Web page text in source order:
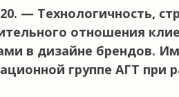
— Технологичность,
отношения
в дизайне брендов.
группе АГТ при